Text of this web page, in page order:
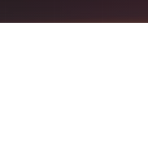
included.